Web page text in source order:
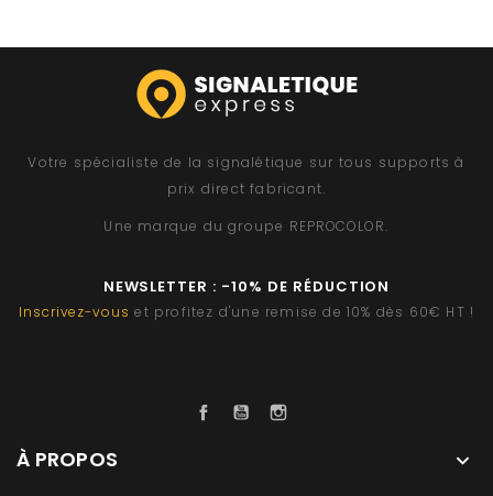
Votre spécialiste de la signalétique sur tous supports à
prix direct fabricant.
Une marque du groupe REPROCOLOR.
NEWSLETTER : -10% DE RÉDUCTION
Inscrivez-vous et profitez d'une remise de 10% dès 60€ HT !
FacebookYouTube
À PROPOS 